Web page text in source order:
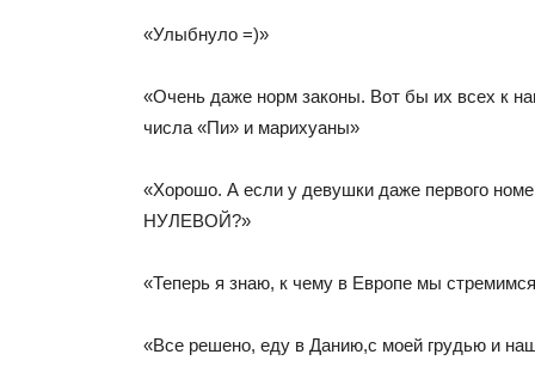
«Улыбнуло =)»
«Очень даже норм законы. Вот бы их всех к
числа «Пи» и марихуаны»
«Хорошо. А если у девушки даже первого
НУЛЕВОЙ?»
«Теперь я знаю, к чему в Европе мы
«Все решено, еду в Данию,с моей грудью и